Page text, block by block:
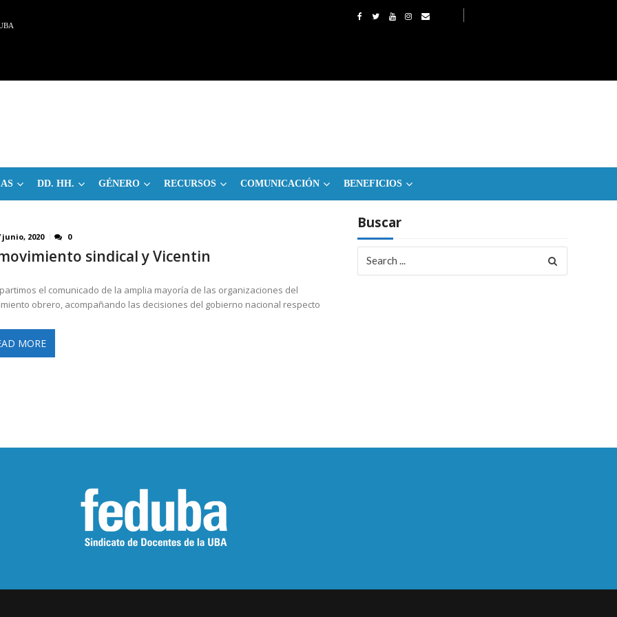
DD. HH. GÉNERO RECURSOS COMUNICACIÓN BENEFICIOS
junio, 2020 0
sindical y Vicentin
el comunicado de la amplia mayoría de las organizaciones del
obrero, acompañando las decisiones del gobierno nacional respecto
MORE
Buscar
for: